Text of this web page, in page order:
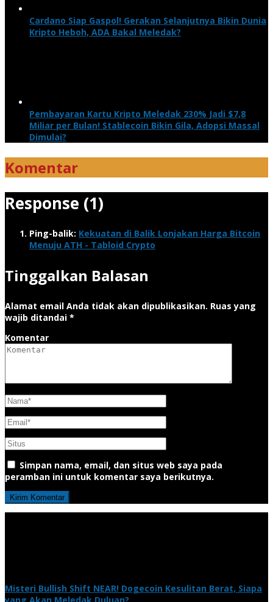
Cardano Siap Gaspol! Gerakan Selanjutnya Bikin Dunia
Kripto Heboh, ADA Bakal Meledak?
Pembayaran Kartu Kripto Meledak 230% Jadi $7,8
Miliar per Bulan! Stablecoin Bikin Gila, Adopsi Massal
Dimulai?
Komentar
Response (1)
Ping-balik: Kekuatan di Balik Lonjakan Harga Bitcoin
Menuju ATH - Tabloid Crypto
Tinggalkan Balasan
Alamat email Anda tidak akan dipublikasikan. Ruas yang
wajib ditandai *
Komentar
Simpan nama, email, dan situs web saya pada
peramban ini untuk komentar saya berikutnya.
Misteri Bullish Shift NEAR! Dogecoin Kesulitan Berat, Siapa
yang Akan Meledak Duluan?